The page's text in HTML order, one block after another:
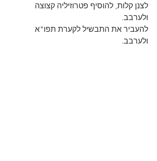
לצנן קלות, להוסיף פטרוזיליה קצוצה
ולערבב.
להעביר את התבשיל לקערת תפו"א
ולערבב.